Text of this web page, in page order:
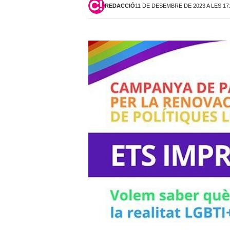
REDACCIÓ11 DE DESEMBRE DE 2023 A LES